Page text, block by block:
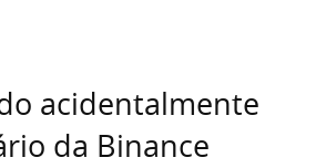
acidentalmente
da Binance